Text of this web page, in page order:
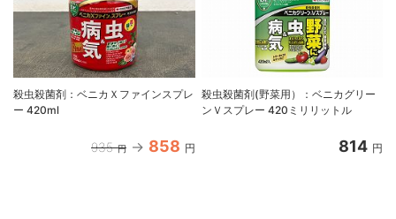
殺虫殺菌剤：ベニカＸファインスプレ
ー 420ml
935 円 858 円
殺虫殺菌剤(野菜用）：ベニカグリー
ンＶスプレー 420ミリリットル
814 円